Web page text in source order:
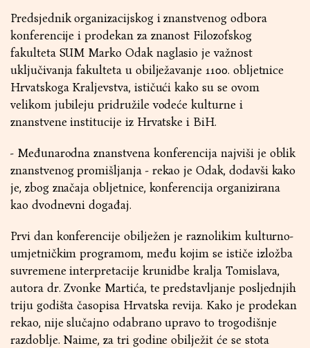
Predsjednik organizacijskog i znanstvenog odbora
konferencije i prodekan za znanost Filozofskog
fakulteta SUM Marko Odak naglasio je važnost
uključivanja fakulteta u obilježavanje 1100. obljetnice
Hrvatskoga Kraljevstva, ističući kako su se ovom
velikom jubileju pridružile vodeće kulturne i
znanstvene institucije iz Hrvatske i BiH.
- Međunarodna znanstvena konferencija najviši je oblik
znanstvenog promišljanja - rekao je Odak, dodavši kako
je, zbog značaja obljetnice, konferencija organizirana
kao dvodnevni događaj.
Prvi dan konferencije obilježen je raznolikim kulturno-
umjetničkim programom, među kojim se ističe izložba
suvremene interpretacije krunidbe kralja Tomislava,
autora dr. Zvonke Martića, te predstavljanje posljednjih
triju godišta časopisa Hrvatska revija. Kako je prodekan
rekao, nije slučajno odabrano upravo to trogodišnje
razdoblje. Naime, za tri godine obilježit će se stota